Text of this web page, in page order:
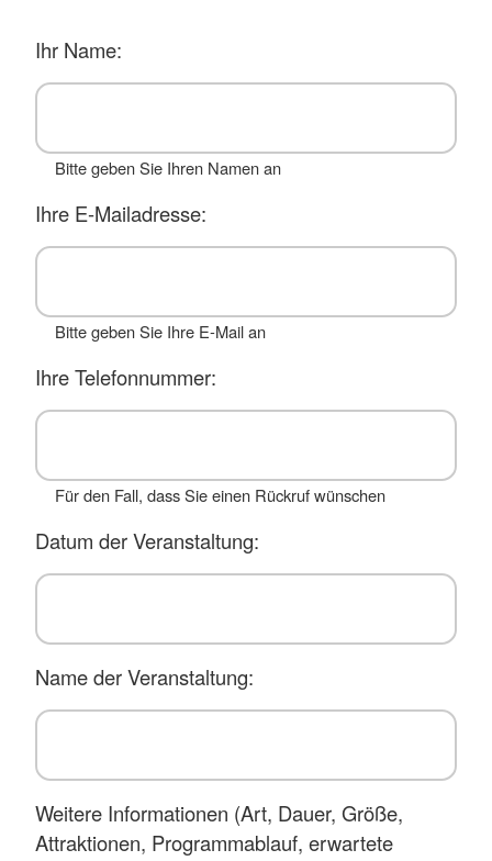
Ihr Name:
Bitte geben Sie Ihren Namen an
Ihre E-Mailadresse:
Bitte geben Sie Ihre E-Mail an
Ihre Telefonnummer:
Für den Fall, dass Sie einen Rückruf wünschen
Datum der Veranstaltung:
Name der Veranstaltung:
Weitere Informationen (Art, Dauer, Größe,
Attraktionen, Programmablauf, erwartete